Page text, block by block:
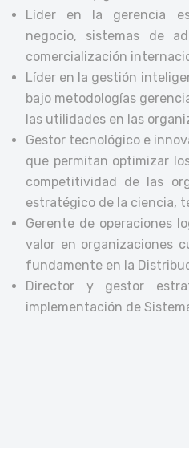
Líder en la gerencia
negocio, sistemas de
comercialización
Líder en la gestión
bajo metodologías
las utilidades en las
Gestor tecnológico e
que permitan optimizar
competitividad de las
estratégico de la ciencia,
Gerente de operaciones
valor en organizaciones
fundamente en la
Director y gestor
implementación de